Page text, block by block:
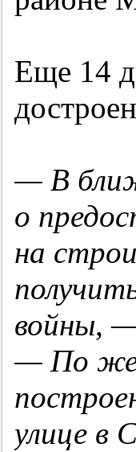
Еще 14
— В
о
на
войны,
— По
улице в